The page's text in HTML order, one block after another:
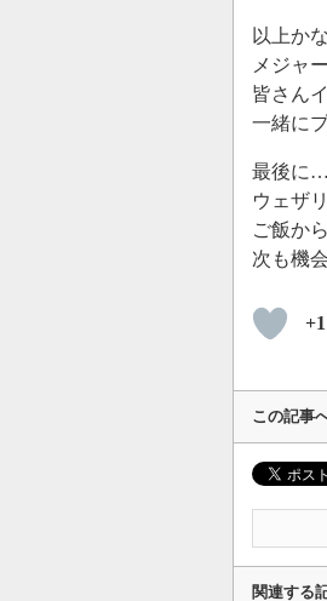
以上か
メジャ
皆さん
一緒に
最後に…
ウェザ
ご飯か
次も機
+1
この記事
関連する